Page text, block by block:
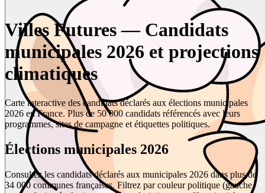
Villes Futures — Candidats
municipales 2026 et projections
climatiques
Carte interactive des candidats déclarés aux élections municipales
2026 en France. Plus de 50 000 candidats référencés avec leurs
programmes, sites de campagne et étiquettes politiques.
Élections municipales 2026
Consultez les candidats déclarés aux municipales 2026 dans plus de
34 000 communes françaises. Filtrez par couleur politique (gauche,